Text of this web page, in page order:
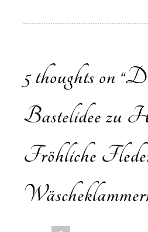
5 thoughts on “
Bastelidee zu
Fröhliche